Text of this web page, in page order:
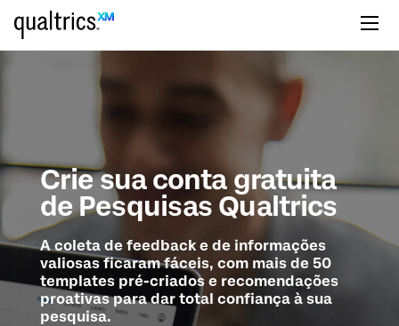
Ir para o conteúdo principal
Crie sua conta gratuita
de Pesquisas Qualtrics
A coleta de feedback e de informações
valiosas ficaram fáceis, com mais de 50
templates pré-criados e recomendações
proativas para dar total confiança à sua
pesquisa.